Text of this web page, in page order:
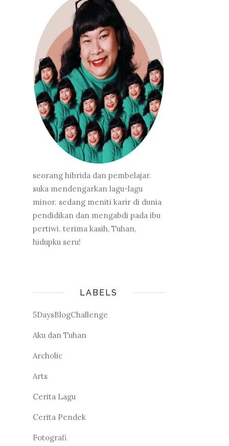
seorang hibrida dan pembelajar.
suka mendengarkan lagu-lagu
minor. sedang meniti karir di dunia
pendidikan dan mengabdi pada ibu
pertiwi. terima kasih, Tuhan,
hidupku seru!
LABELS
5DaysBlogChallenge
Aku dan Tuhan
Archolic
Arts
Cerita Lagu
Cerita Pendek
Fotografi